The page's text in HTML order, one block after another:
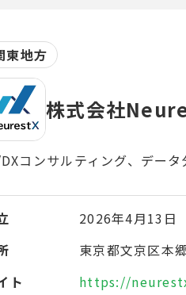
東地方
株式会社
コンサルティング、デー
2026年4月13日
東京都文京区本
ト
https://